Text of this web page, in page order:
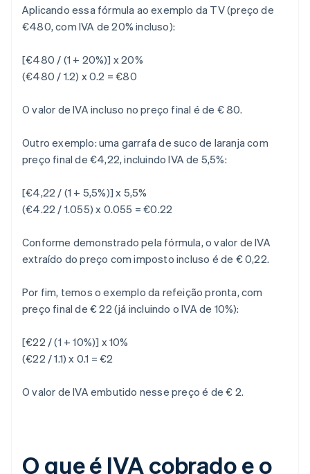
Aplicando essa fórmula ao exemplo da TV (preço de
€480, com IVA de 20% incluso):
[€480 / (1 + 20%)] x 20%
(€480 / 1.2) x 0.2 = €80
O valor de IVA incluso no preço final é de € 80.
Outro exemplo: uma garrafa de suco de laranja com
preço final de €4,22, incluindo IVA de 5,5%:
[€4,22 / (1 + 5,5%)] x 5,5%
(€4.22 / 1.055) x 0.055 = €0.22
Conforme demonstrado pela fórmula, o valor de IVA
extraído do preço com imposto incluso é de € 0,22.
Por fim, temos o exemplo da refeição pronta, com
preço final de € 22 (já incluindo o IVA de 10%):
[€22 / (1 + 10%)] x 10%
(€22 / 1.1) x 0.1 = €2
O valor de IVA embutido nesse preço é de € 2.
O que é IVA cobrado e o